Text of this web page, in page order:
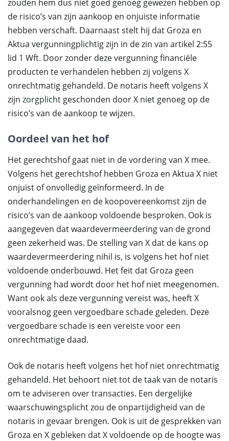
zouden hem dus niet goed genoeg gewezen hebben op
de risico’s van zijn aankoop en onjuiste informatie
hebben verschaft. Daarnaast stelt hij dat Groza en
Aktua vergunningplichtig zijn in de zin van artikel 2:55
lid 1 Wft. Door zonder deze vergunning financiële
producten te verhandelen hebben zij volgens X
onrechtmatig gehandeld. De notaris heeft volgens X
zijn zorgplicht geschonden door X niet genoeg op de
risico’s van de aankoop te wijzen.
Oordeel van het hof
Het gerechtshof gaat niet in de vordering van X mee.
Volgens het gerechtshof hebben Groza en Aktua X niet
onjuist of onvolledig geïnformeerd. In de
onderhandelingen en de koopovereenkomst zijn de
risico’s van de aankoop voldoende besproken. Ook is
aangegeven dat waardevermeerdering van de grond
geen zekerheid was. De stelling van X dat de kans op
waardevermeerdering nihil is, is volgens het hof niet
voldoende onderbouwd. Het feit dat Groza geen
vergunning had wordt door het hof niet meegenomen.
Want ook als deze vergunning vereist was, heeft X
vooralsnog geen vergoedbare schade geleden. Deze
vergoedbare schade is een vereiste voor een
onrechtmatige daad.
Ook de notaris heeft volgens het hof niet onrechtmatig
gehandeld. Het behoort niet tot de taak van de notaris
om te adviseren over transacties. Een dergelijke
waarschuwingsplicht zou de onpartijdigheid van de
notaris in gevaar brengen. Ook is uit de gesprekken van
Groza en X gebleken dat X voldoende op de hoogte was